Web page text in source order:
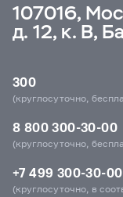
107016,
д. 12, к. В,
300
(круглосуточно,
8 800 300-30-00
(круглосуточно,
+7 499 300-30-00
(круглосуточно, в